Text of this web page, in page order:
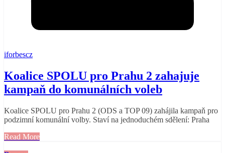
iforbescz
Koalice SPOLU pro Prahu 2 zahajuje
kampaň do komunálních voleb
Koalice SPOLU pro Prahu 2 (ODS a TOP 09) zahájila kampaň pro
podzimní komunální volby. Staví na jednoduchém sdělení: Praha
Read More